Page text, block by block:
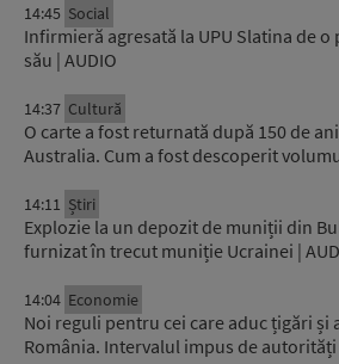
14:45 Social
Infirmieră agresată la UPU Slatina de o
său | AUDIO
14:37 Cultură
O carte a fost returnată după 150 de
Australia. Cum a fost descoperit
14:11 Știri
Explozie la un depozit de muniții din
furnizat în trecut muniție Ucrainei |
14:04 Economie
Noi reguli pentru cei care aduc țigări și
România. Intervalul impus de